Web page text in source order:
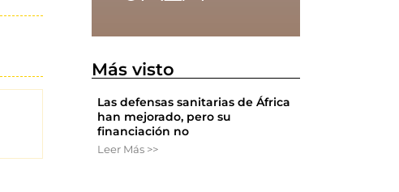
Más visto
Las defensas sanitarias de África
han mejorado, pero su
financiación no
Leer Más >>